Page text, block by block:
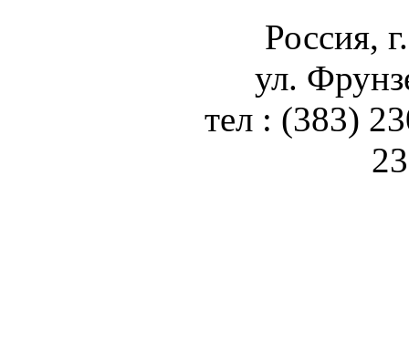
Россия,
ул.
тел : (383)